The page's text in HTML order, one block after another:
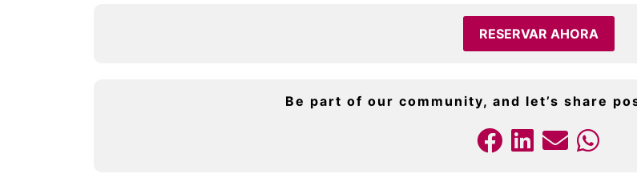
RESERVAR AHORA
Be part of our community, and let’s share